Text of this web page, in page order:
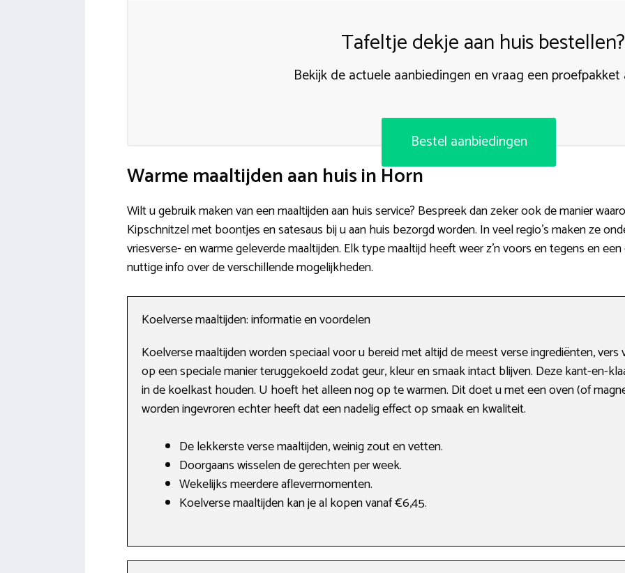
Tafeltje dekje aan huis bestellen?
Bekijk de actuele aanbiedingen en vraag een proefpakket
Bestel aanbiedingen
Warme maaltijden aan huis in Horn
Wilt u gebruik maken van een maaltijden aan huis service? Bespreek dan zeker ook de manier
Kipschnitzel met boontjes en satesaus bij u aan huis bezorgd worden. In veel regio’s maken ze
vriesverse- en warme geleverde maaltijden. Elk type maaltijd heeft weer z’n voors en tegens en
nuttige info over de verschillende mogelijkheden.
Koelverse maaltijden: informatie en voordelen
Koelverse maaltijden worden speciaal voor u bereid met altijd de meest verse ingrediënten,
op een speciale manier teruggekoeld zodat geur, kleur en smaak intact blijven. Deze kant-en-
in de koelkast houden. U hoeft het alleen nog op te warmen. Dit doet u met een oven (of
worden ingevroren echter heeft dat een nadelig effect op smaak en kwaliteit.
De lekkerste verse maaltijden, weinig zout en vetten.
Doorgaans wisselen de gerechten per week.
Wekelijks meerdere aflevermomenten.
Koelverse maaltijden kan je al kopen vanaf €6,45.